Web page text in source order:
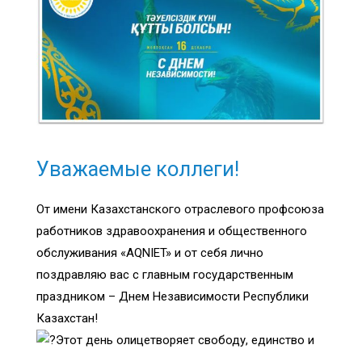
Уважаемые коллеги!
От имени Казахстанского отраслевого профсоюза
работников здравоохранения и общественного
обслуживания «AQNIET» и от себя лично
поздравляю вас с главным государственным
праздником – Днем Независимости Республики
Казахстан!
Этот день олицетворяет свободу, единство и